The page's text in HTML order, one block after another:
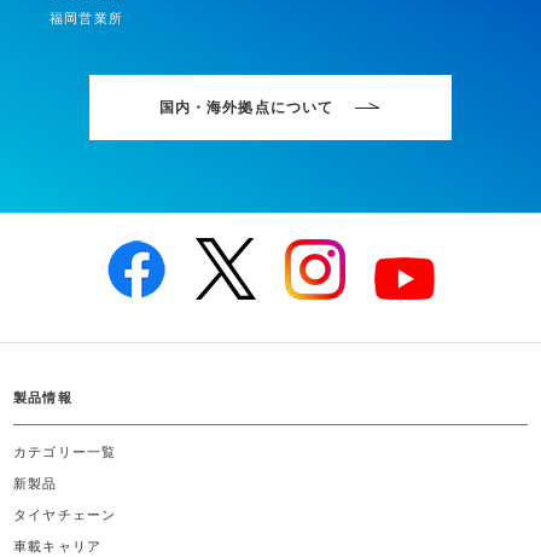
福岡営業所
国内・海外拠点について
製品情報
カテゴリー一覧
新製品
タイヤチェーン
車載キャリア